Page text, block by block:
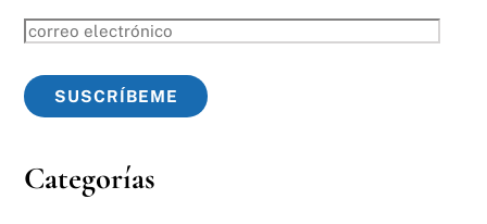
correo
SUSCRÍBEME
Categorías